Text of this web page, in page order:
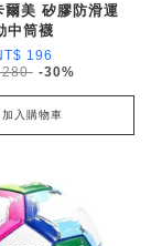
美 矽膠防滑運
中筒襪
196
280 -30%
加入購物車